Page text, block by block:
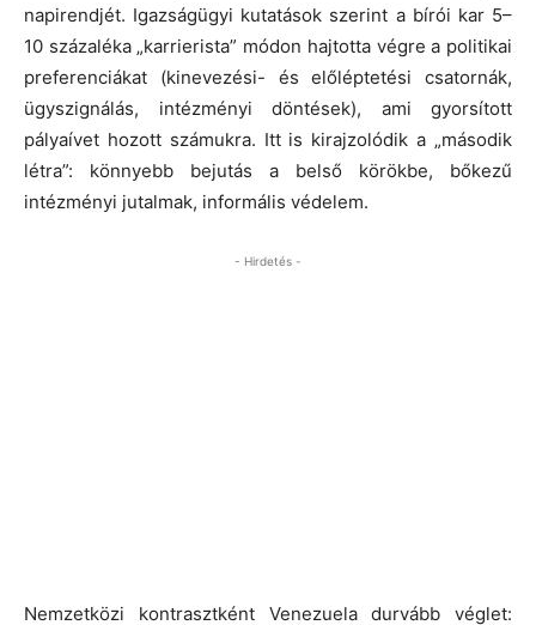
napirendjét. Igazságügyi kutatások szerint a bírói kar 5–
10 százaléka „karrierista” módon hajtotta végre a politikai
preferenciákat (kinevezési- és előléptetési csatornák,
ügyszignálás, intézményi döntések), ami gyorsított
pályaívet hozott számukra. Itt is kirajzolódik a „második
létra”: könnyebb bejutás a belső körökbe, bőkezű
intézményi jutalmak, informális védelem.
- Hirdetés -
Nemzetközi kontrasztként Venezuela durvább véglet: